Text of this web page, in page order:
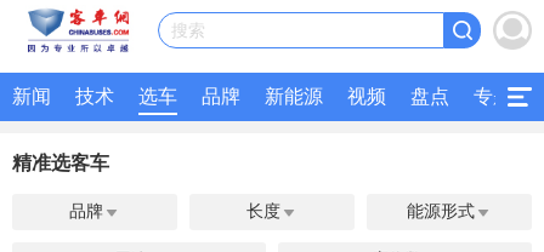
搜索
新闻 技术 选车 品牌 新能源 视频 盘点 专题
精准选客车
品牌  长度  能源形式 